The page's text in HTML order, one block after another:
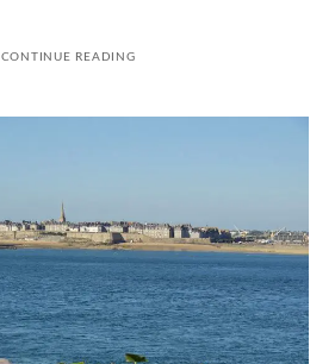
CONTINUE READING